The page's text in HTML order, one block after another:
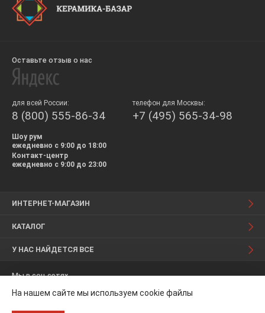
Оставьте отзыв о нас
Мы в соц.сетях
для всей России:
8 (800) 555-86-34
телефон для Москвы:
+7 (495) 565-34-98
Шоу рум
ежедневно с 9:00 до 18:00
Контакт-центр
ежедневно с 9:00 до 23:00
ИНТЕРНЕТ-МАГАЗИН
КАТАЛОГ
У НАС НАЙДЕТСЯ ВСЕ
На нашем сайте мы используем cookie файлы